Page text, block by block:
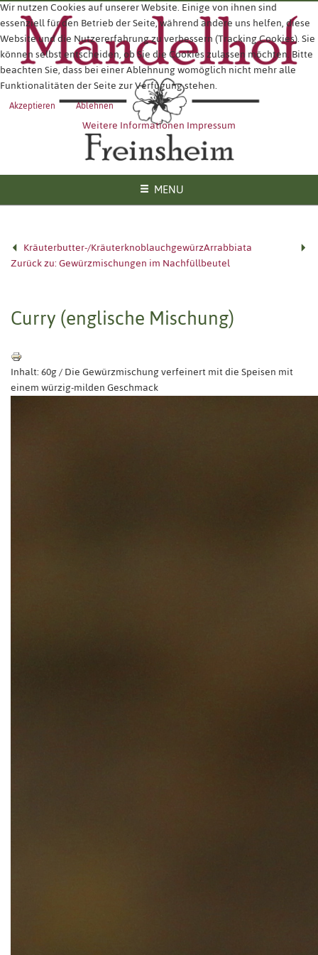
MENU
Kräuterbutter-/KräuterknoblauchgewürzArrabbiata
Zurück zu: Gewürzmischungen im Nachfüllbeutel
Curry (englische Mischung)
Inhalt: 60g / Die Gewürzmischung verfeinert mit die Speisen mit
einem würzig-milden Geschmack
Wir nutzen Cookies auf unserer Website. Einige von ihnen sind
essenziell für den Betrieb der Seite, während andere uns helfen, diese
Website und die Nutzererfahrung zu verbessern (Tracking Cookies). Sie
können selbst entscheiden, ob Sie die Cookies zulassen möchten. Bitte
beachten Sie, dass bei einer Ablehnung womöglich nicht mehr alle
Funktionalitäten der Seite zur Verfügung stehen.
Akzeptieren Ablehnen
Weitere InformationenImpressum